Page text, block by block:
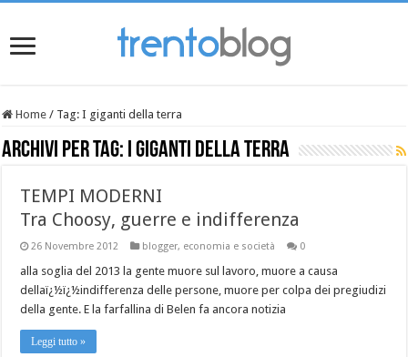
Home / Tag:I giganti della terra
Archivi per tag: I giganti della terra
TEMPI MODERNI
Tra Choosy, guerre e indifferenza
26 Novembre 2012 blogger, economia e società 0
alla soglia del 2013 la gente muore sul lavoro, muore a causa
dellaï¿½ï¿½indifferenza delle persone, muore per colpa dei pregiudizi
della gente. E la farfallina di Belen fa ancora notizia
Leggi tutto »